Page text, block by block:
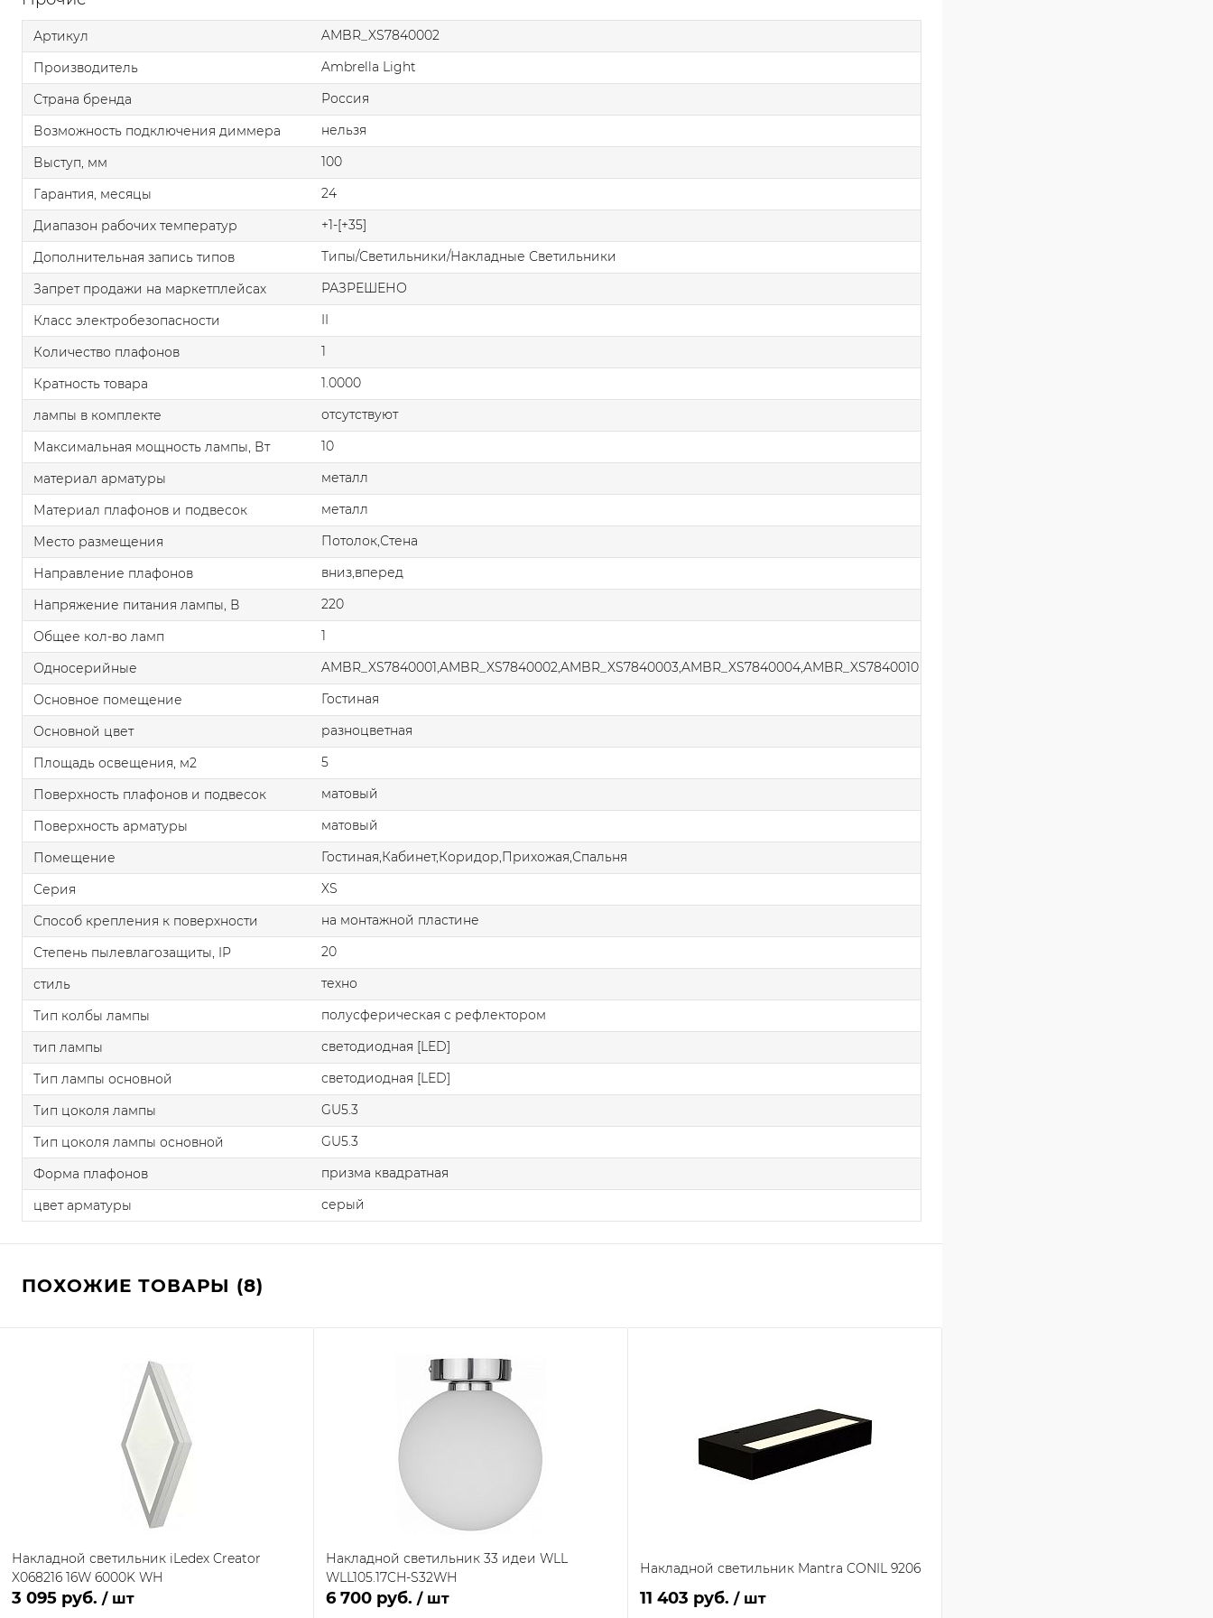
Артикул
AMBR_XS7840002
Производитель
Ambrella Light
Страна бренда
Россия
Возможность подключения диммера
нельзя
Выступ, мм
100
Гарантия, месяцы
24
Диапазон рабочих температур
+1-[+35]
Дополнительная запись типов
Типы/Светильники/Накладные Светильники
Запрет продажи на маркетплейсах
РАЗРЕШЕНО
Класс электробезопасности
II
Количество плафонов
1
Кратность товара
1.0000
лампы в комплекте
отсутствуют
Максимальная мощность лампы, Вт
10
материал арматуры
металл
Материал плафонов и подвесок
металл
Место размещения
Потолок,Стена
Направление плафонов
вниз,вперед
Напряжение питания лампы, В
220
Общее кол-во ламп
1
Односерийные
AMBR_XS7840001,AMBR_XS7840002,AMBR_XS7840003,AMBR_XS7840004,AMBR_XS7840010
Основное помещение
Гостиная
Основной цвет
разноцветная
Площадь освещения, м2
5
Поверхность плафонов и подвесок
матовый
Поверхность арматуры
матовый
Помещение
Гостиная,Кабинет,Коридор,Прихожая,Спальня
Серия
XS
Способ крепления к поверхности
на монтажной пластине
Степень пылевлагозащиты, IP
20
стиль
техно
Тип колбы лампы
полусферическая с рефлектором
тип лампы
светодиодная [LED]
Тип лампы основной
светодиодная [LED]
Тип цоколя лампы
GU5.3
Тип цоколя лампы основной
GU5.3
Форма плафонов
призма квадратная
цвет арматуры
серый
ПОХОЖИЕ ТОВАРЫ (8)
Накладной светильник iLedex Creator
X068216 16W 6000K WH
3 095 руб. / шт
Накладной светильник 33 идеи WLL
WLL105.17CH-S32WH
6 700 руб. / шт
Накладной светильник Mantra CONIL 9206
11 403 руб. / шт